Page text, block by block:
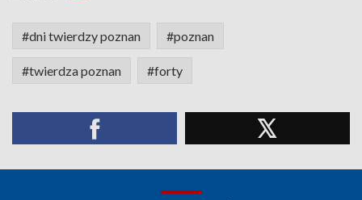
#dni twierdzy poznan #poznan
#twierdza poznan #forty